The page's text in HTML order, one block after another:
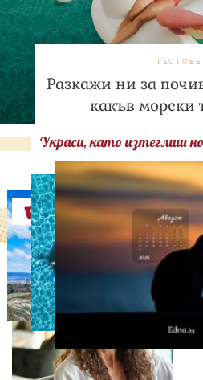
ТЕСТОВЕ
Разкажи ни за
какъв морски
Украси, като изтеглиш
Оферти
9